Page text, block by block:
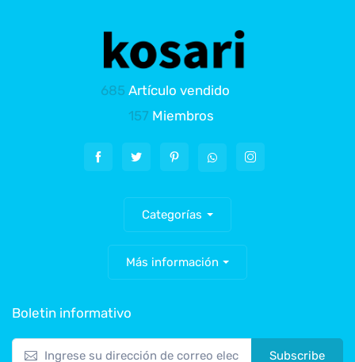
685 Artículo vendido
157 Miembros
Categorías
Más información
Boletin informativo
Subscribe